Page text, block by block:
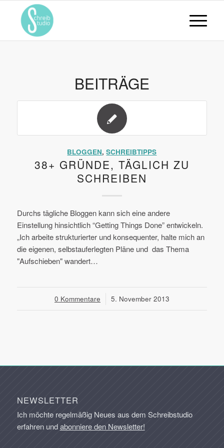
BEITRÄGE
BLOGGEN,SCHREIBTIPPS
38+ GRÜNDE, TÄGLICH ZU
SCHREIBEN
Durchs tägliche Bloggen kann sich eine andere
Einstellung hinsichtlich “Getting Things Done” entwickeln.
„Ich arbeite strukturierter und konsequenter, halte mich an
die eigenen, selbstauferlegten Pläne und das Thema
"Aufschieben" wandert…
0 Kommentare
/ 5. November 2013
NEWSLETTER
Ich möchte regelmäßig Neues aus dem Schreibstudio
erfahren undabonniere den Newsletter!